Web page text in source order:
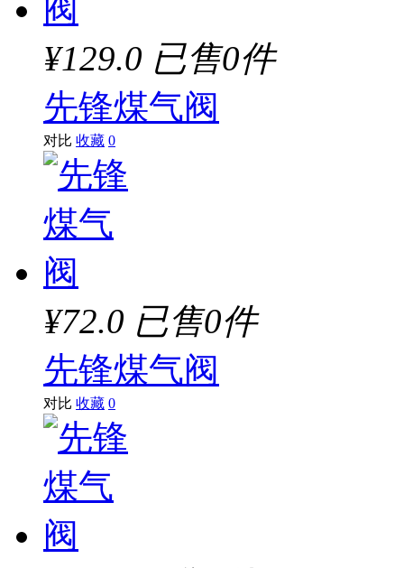
¥129.0 已售0件
先锋煤气阀
对比 收藏 0
¥72.0 已售0件
先锋煤气阀
对比 收藏 0